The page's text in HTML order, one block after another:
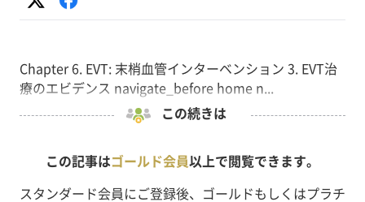
Chapter 6. EVT: 末梢血管インターベンション 3. EVT治
療のエビデンス navigate_before home n...
この続きは
この記事はゴールド会員以上で閲覧できます。
スタンダード会員にご登録後、ゴールドもしくはプラチ